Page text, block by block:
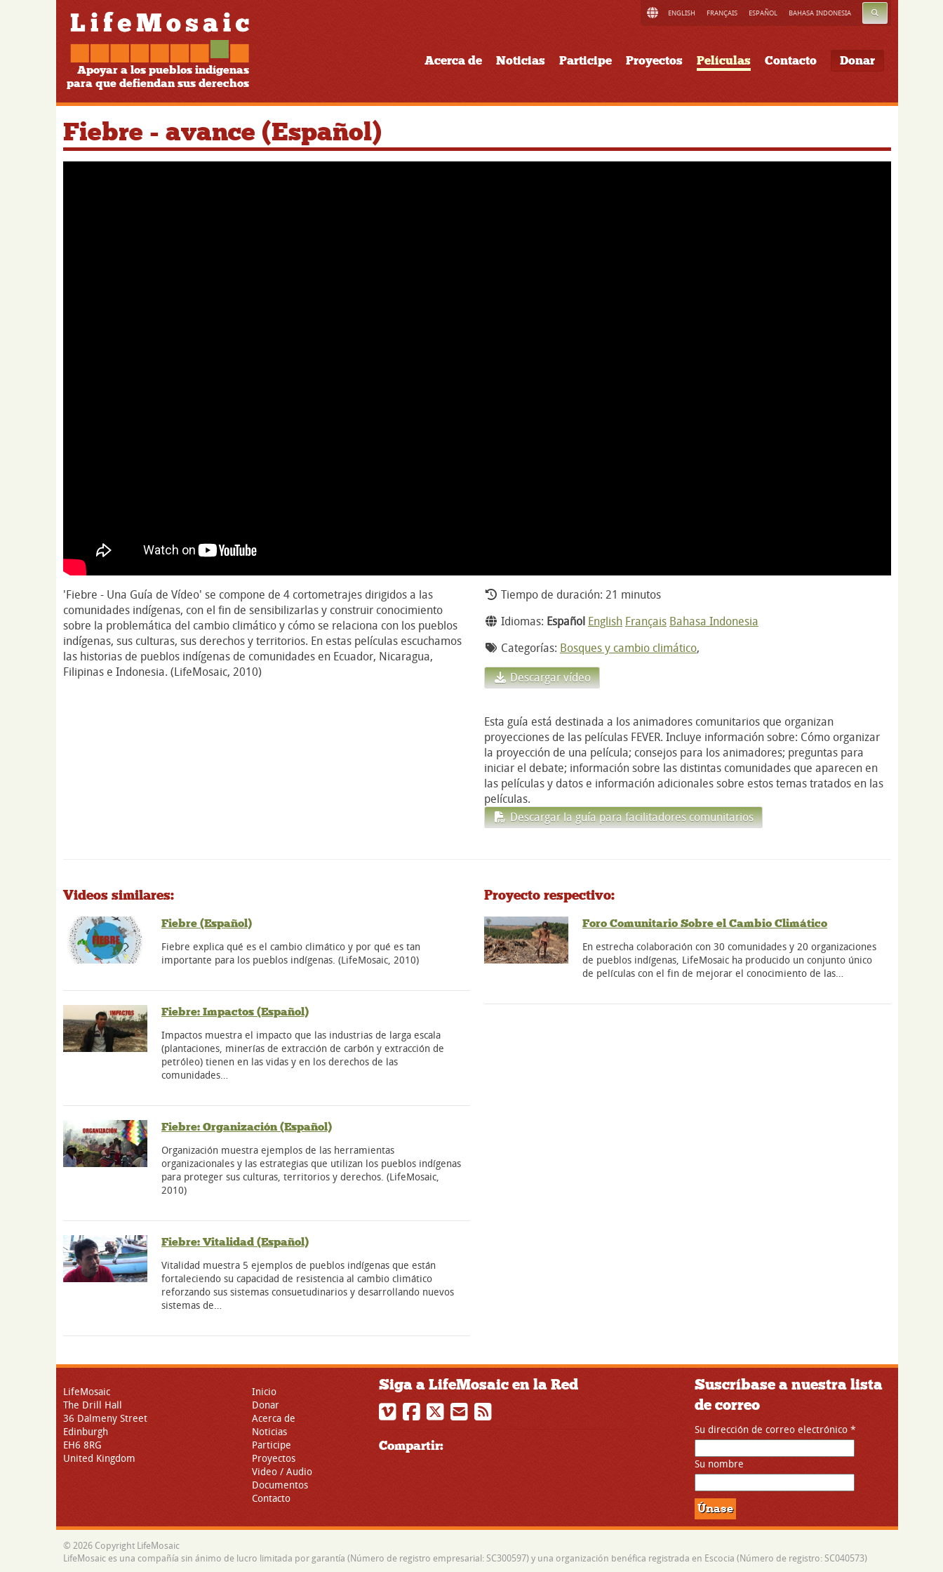
Apoyar a los pueblos indígenas
para que defiendan sus derechos
ENGLISH FRANÇAIS ESPAÑOL BAHASA INDONESIA BUSCAR
Acerca de Noticias Participe Proyectos Películas Contacto Donar
Fiebre - avance (Español)
'Fiebre - Una Guía de Vídeo' se compone de 4 cortometrajes dirigidos a las
comunidades indígenas, con el fin de sensibilizarlas y construir conocimiento
sobre la problemática del cambio climático y cómo se relaciona con los pueblos
indígenas, sus culturas, sus derechos y territorios. En estas películas escuchamos
las historias de pueblos indígenas de comunidades en Ecuador, Nicaragua,
Filipinas e Indonesia. (LifeMosaic, 2010)
Tiempo de duración: 21 minutos
Idiomas: Español English Français Bahasa Indonesia
Categorías: Bosques y cambio climático,
Descargar vídeo
Esta guía está destinada a los animadores comunitarios que organizan
proyecciones de las películas FEVER. Incluye información sobre: Cómo organizar
la proyección de una película; consejos para los animadores; preguntas para
iniciar el debate; información sobre las distintas comunidades que aparecen en
las películas y datos e información adicionales sobre estos temas tratados en las
películas.
Descargar la guía para facilitadores comunitarios
Videos similares:
Fiebre (Español)
Fiebre explica qué es el cambio climático y por qué es tan
importante para los pueblos indígenas. (LifeMosaic, 2010)
Fiebre: Impactos (Español)
Impactos muestra el impacto que las industrias de larga escala
(plantaciones, minerías de extracción de carbón y extracción de
petróleo) tienen en las vidas y en los derechos de las
comunidades…
Fiebre: Organización (Español)
Organización muestra ejemplos de las herramientas
organizacionales y las estrategias que utilizan los pueblos indígenas
para proteger sus culturas, territorios y derechos. (LifeMosaic,
2010)
Fiebre: Vitalidad (Español)
Vitalidad muestra 5 ejemplos de pueblos indígenas que están
fortaleciendo su capacidad de resistencia al cambio climático
reforzando sus sistemas consuetudinarios y desarrollando nuevos
sistemas de…
Proyecto respectivo:
Foro Comunitario Sobre el Cambio Climático
En estrecha colaboración con 30 comunidades y 20 organizaciones
de pueblos indígenas, LifeMosaic ha producido un conjunto único
de películas con el fin de mejorar el conocimiento de las…
LifeMosaic
The Drill Hall
36 Dalmeny Street
Edinburgh
EH6 8RG
United Kingdom
Inicio
Donar
Acerca de
Noticias
Participe
Proyectos
Video / Audio
Documentos
Contacto
Siga a LifeMosaic en la Red
Compartir:
Suscríbase a nuestra lista
de correo
Su dirección de correo electrónico *
Su nombre
© 2026 Copyright LifeMosaic
LifeMosaic es una compañía sin ánimo de lucro limitada por garantía (Número de registro empresarial: SC300597) y una organización benéfica registrada en Escocia (Número de registro: SC040573)